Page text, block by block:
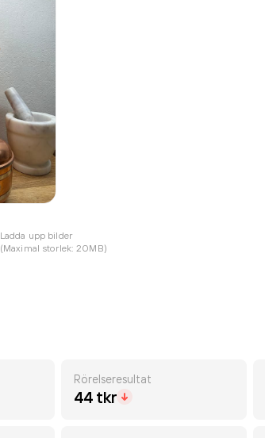
Ladda upp bilder
(Maximal storlek: 20MB)
Rörelseresultat
44 tkr